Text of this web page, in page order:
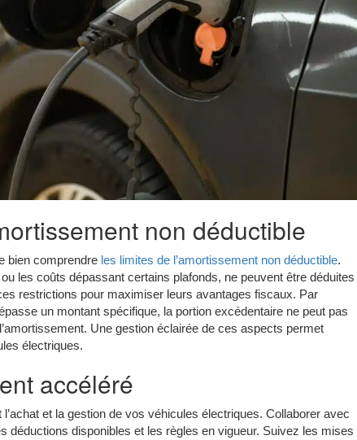
non déductible
bien comprendre les limites de l’amortissement non déductible.
les coûts dépassant certains plafonds, ne peuvent être déduites
restrictions pour maximiser leurs avantages fiscaux. Par
un montant spécifique, la portion excédentaire ne peut pas
Une gestion éclairée de ces aspects permet
électriques.
accéléré
et la gestion de vos véhicules électriques. Collaborer avec
déductions disponibles et les règles en vigueur. Suivez les mises